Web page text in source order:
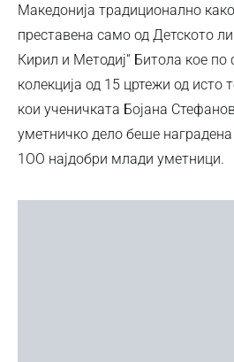
Македонија традиционално
преставена само од Детското
Кирил и Методиј“ Битола кое по
колекција од 15 цртежи од исто
кои ученичката Бојана
уметничко дело беше
1ОО најдобри млади уметници.